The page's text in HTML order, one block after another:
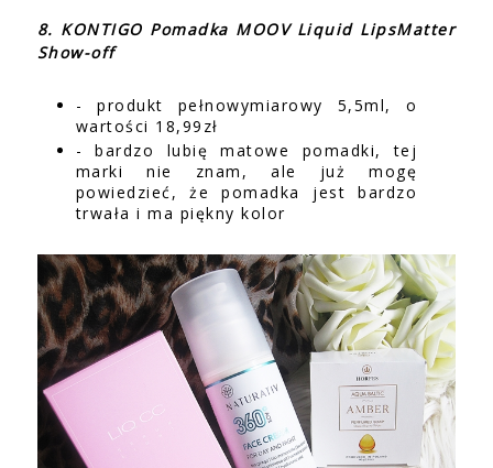
8. KONTIGO Pomadka MOOV Liquid LipsMatter
Show-off
- produkt pełnowymiarowy 5,5ml, o
wartości 18,99zł
- bardzo lubię matowe pomadki, tej
marki nie znam, ale już mogę
powiedzieć, że pomadka jest bardzo
trwała i ma piękny kolor